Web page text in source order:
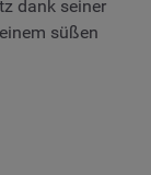
dank seiner
süßen